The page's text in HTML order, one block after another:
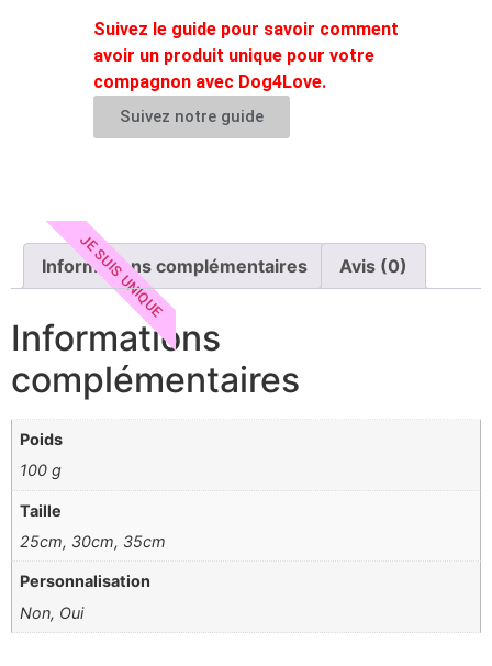
Suivez le guide pour savoir comment
avoir un produit unique pour votre
compagnon avec Dog4Love.
Suivez notre guide
JE SUIS UNIQUE
Informations complémentaires Avis (0)
Informations
complémentaires
Poids
100 g
Taille
25cm, 30cm, 35cm
Personnalisation
Non, Oui